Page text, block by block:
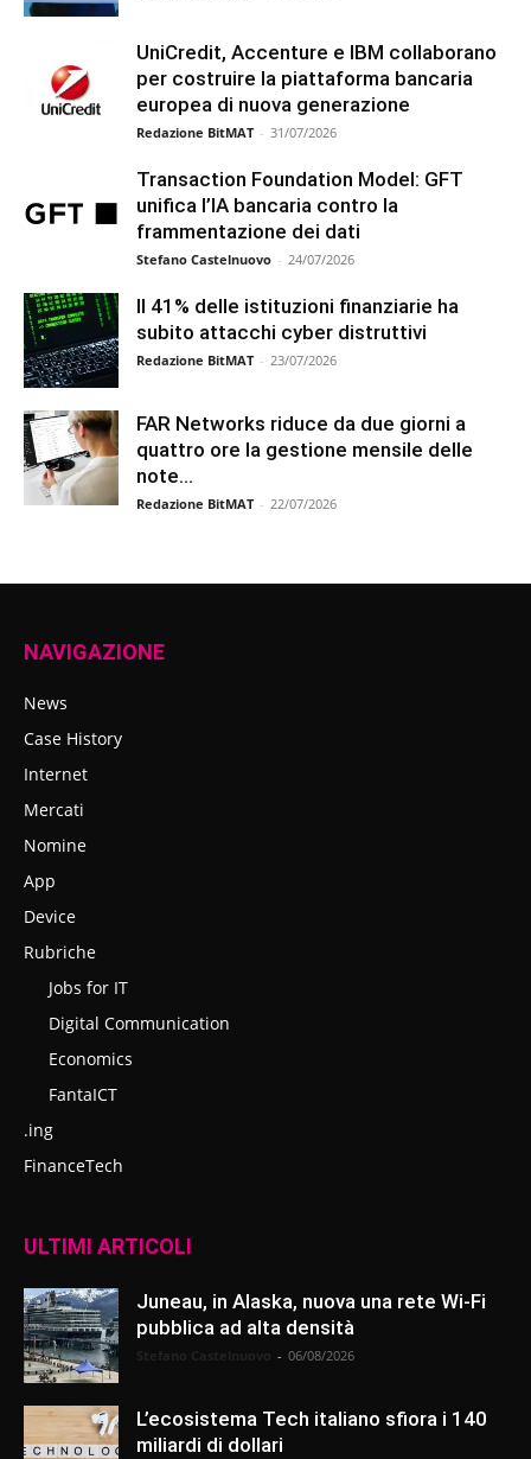
UniCredit, Accenture e IBM collaborano
per costruire la piattaforma bancaria
europea di nuova generazione
Redazione BitMAT - 31/07/2026
Transaction Foundation Model: GFT
unifica l’IA bancaria contro la
frammentazione dei dati
Stefano Castelnuovo - 24/07/2026
Il 41% delle istituzioni finanziarie ha
subito attacchi cyber distruttivi
Redazione BitMAT - 23/07/2026
FAR Networks riduce da due giorni a
quattro ore la gestione mensile delle
note...
Redazione BitMAT - 22/07/2026
NAVIGAZIONE
News
Case History
Internet
Mercati
Nomine
App
Device
Rubriche
Jobs for IT
Digital Communication
Economics
FantaICT
.ing
FinanceTech
ULTIMI ARTICOLI
Juneau, in Alaska, nuova una rete Wi-Fi
pubblica ad alta densità
- 06/08/2026
L’ecosistema Tech italiano sfiora i 140
miliardi di dollari